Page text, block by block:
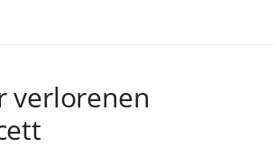
verlorenen